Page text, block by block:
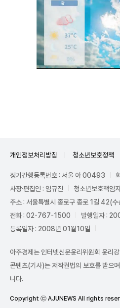
개인정보처리방침 청소년보호정책
정기간행등록번호 : 서울 아 00493
사장·편집인 : 임규진
청소년보호책임
주소 : 서울특별시 종로구 종로 1길 42(
전화 : 02-767-1500
발행일자 :
등록일자 : 2008년 01월10일
아주경제는 인터넷신문윤리위원회 윤리
콘텐츠(기사)는 저작권법의 보호를 받으
니다.
Copyright ⓒ AJUNEWS All rights